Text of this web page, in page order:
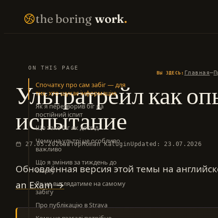
ПерейтиTHE BORING WORK · SELF-IMPROVEMENT THAT COMPOUNDS · EST. 2007 · NO FIREWORKS ·
the boring work.
EN LIBRARY RU LIBRARY
ВЫ ЗДЕСЬ: Главная—
Ультратрейл как
испытание
27.05.2026автор Roman Kalugin Updated: 23.07.2026
Обновлённая версия этой темы на
an Exam →
ON THIS PAGE
Спочатку про сам забіг — для
тих, хто шукає інформацію
Як я перетворив біг на
постійний іспит
Що таке біг як досвід
Чому на ультрі це особливо
важливо
Що я змінив за тиждень до
старту
Як це виглядатиме на самому
забігу
Про публікацію в Strava